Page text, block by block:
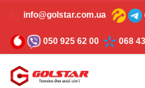
info@golstar.com.ua
050 925 62 00 068